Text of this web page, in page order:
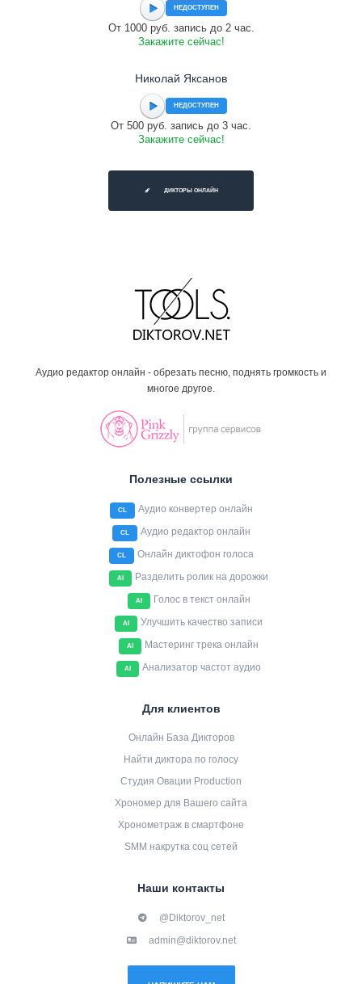
НЕДОСТУПЕН
От 1000 руб. запись до 2 час.
Закажите сейчас!
Николай Яксанов
НЕДОСТУПЕН
От 500 руб. запись до 3 час.
Закажите сейчас!
ДИКТОРЫ ОНЛАЙН
Аудио редактор онлайн - обрезать песню, поднять громкость и
многое другое.
Полезные ссылки
CL Аудио конвертер онлайн
CL Аудио редактор онлайн
CL Онлайн диктофон голоса
AI Разделить ролик на дорожки
AI Голос в текст онлайн
AI Улучшить качество записи
AI Мастеринг трека онлайн
AI Анализатор частот аудио
Для клиентов
Онлайн База Дикторов
Найти диктора по голосу
Студия Овации Production
Хрономер для Вашего сайта
Хронометраж в смартфоне
SMM накрутка соц сетей
Наши контакты
@Diktorov_net
admin@diktorov.net